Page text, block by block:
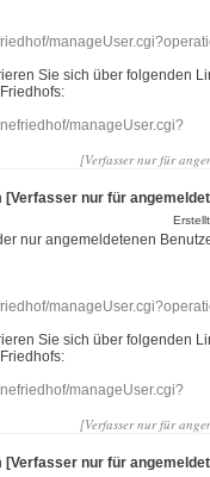
Sie sich über folgenden
manageUser.cgi?
[Verfasser nur für
[Verfasser nur für
nur angemeldetenen
Sie sich über folgenden
manageUser.cgi?
[Verfasser nur für
[Verfasser nur für